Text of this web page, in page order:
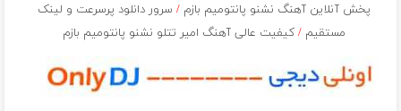
پخش آنلاین آهنگ نشنو پانتومیم بازم /سرور دانلود پرسرعت و لینک
مستقیم /کیفیت عالی آهنگ امیر تتلو نشنو پانتومیم بازم